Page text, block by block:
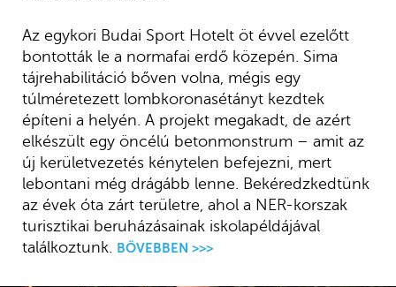
Az egykori Budai Sport Hotelt öt évvel ezelőtt
bontották le a normafai erdő közepén. Sima
tájrehabilitáció bőven volna, mégis egy
túlméretezett lombkoronasétányt kezdtek
építeni a helyén. A projekt megakadt, de azért
elkészült egy öncélú betonmonstrum – amit az
új kerületvezetés kénytelen befejezni, mert
lebontani még drágább lenne. Bekéredzkedtünk
az évek óta zárt területre, ahol a NER-korszak
turisztikai beruházásainak iskolapéldájával
találkoztunk. BŐVEBBEN >>>